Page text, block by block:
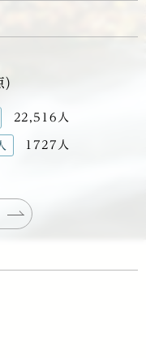
)
22,516人
1727人